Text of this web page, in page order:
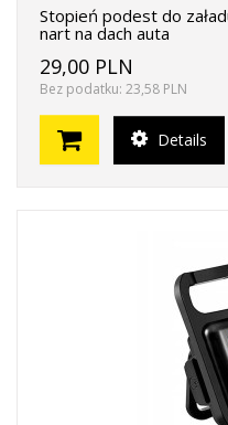
Stopień podest do
nart na dach auta
29,00 PLN
Bez podatku: 23,58 PLN
Details